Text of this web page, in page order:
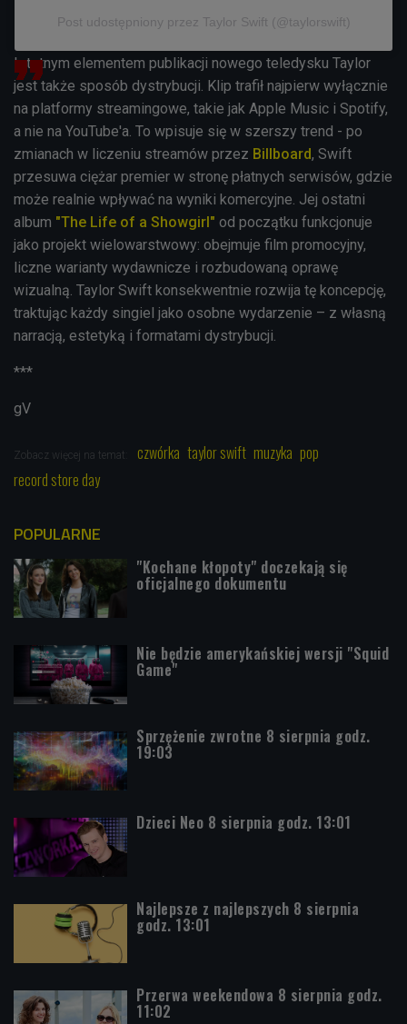
Post udostępniony przez Taylor Swift (@taylorswift)
Istotnym elementem publikacji nowego teledysku Taylor
jest także sposób dystrybucji. Klip trafił najpierw wyłącznie
na platformy streamingowe, takie jak Apple Music i Spotify,
a nie na YouTube'a. To wpisuje się w szerszy trend - po
zmianach w liczeniu streamów przez Billboard, Swift
przesuwa ciężar premier w stronę płatnych serwisów, gdzie
może realnie wpływać na wyniki komercyjne. Jej ostatni
album "The Life of a Showgirl" od początku funkcjonuje
jako projekt wielowarstwowy: obejmuje film promocyjny,
liczne warianty wydawnicze i rozbudowaną oprawę
wizualną. Taylor Swift konsekwentnie rozwija tę koncepcję,
traktując każdy singiel jako osobne wydarzenie – z własną
narracją, estetyką i formatami dystrybucji.
***
gV
Zobacz więcej na temat: czwórka taylor swift muzyka pop
record store day
POPULARNE
"Kochane kłopoty" doczekają się
oficjalnego dokumentu
Nie będzie amerykańskiej wersji "Squid
Game"
Sprzężenie zwrotne 8 sierpnia godz.
19:03
Dzieci Neo 8 sierpnia godz. 13:01
Najlepsze z najlepszych 8 sierpnia
godz. 13:01
Przerwa weekendowa 8 sierpnia godz.
11:02